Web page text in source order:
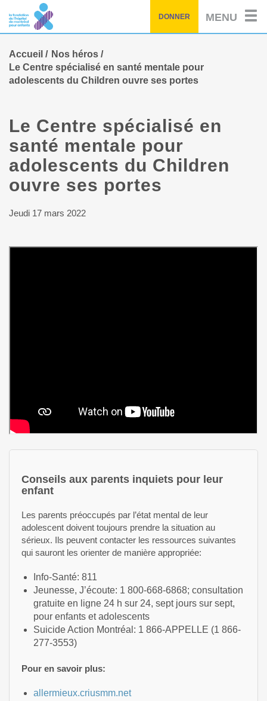
contenu
DONNER MENU
Accueil
Nos héros
Le Centre spécialisé en santé mentale pour
adolescents du Children ouvre ses portes
Le Centre spécialisé en
santé mentale pour
adolescents du Children
ouvre ses portes
Jeudi 17 mars 2022
Conseils aux parents inquiets pour leur
enfant
Les parents préoccupés par l’état mental de leur
adolescent doivent toujours prendre la situation au
sérieux. Ils peuvent contacter les ressources suivantes
qui sauront les orienter de manière appropriée:
Info-Santé: 811
Jeunesse, J’écoute: 1 800-668-6868; consultation
gratuite en ligne 24 h sur 24, sept jours sur sept,
pour enfants et adolescents
Suicide Action Montréal: 1 866-APPELLE (1 866-
277-3553)
Pour en savoir plus:
allermieux.criusmm.net